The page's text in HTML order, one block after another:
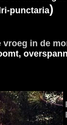
punctaria)
vroeg in de